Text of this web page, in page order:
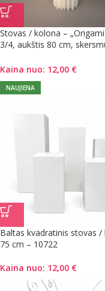
Stovas / kolona –
3/4, aukštis 80 cm,
Kaina nuo: 12,00 €
NAUJIENA
Baltas kvadratinis stovas /
75 cm – 10722
Kaina nuo: 12,00 €